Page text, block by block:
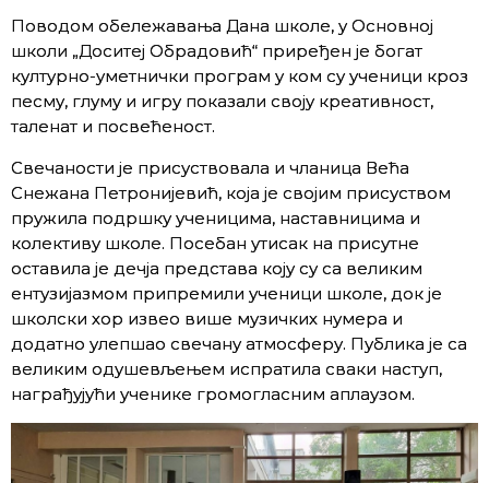
Поводом обележавања Дана школе, у Основној
школи „Доситеј Обрадовић“ приређен је богат
културно-уметнички програм у ком су ученици кроз
песму, глуму и игру показали своју креативност,
таленат и посвећеност.
Свечаности је присуствовала и чланица Већа
Снежана Петронијевић, која је својим присуством
пружила подршку ученицима, наставницима и
колективу школе. Посебан утисак на присутне
оставила је дечја представа коју су са великим
ентузијазмом припремили ученици школе, док је
школски хор извео више музичких нумера и
додатно улепшао свечану атмосферу. Публика је са
великим одушевљењем испратила сваки наступ,
награђујући ученике громогласним аплаузом.